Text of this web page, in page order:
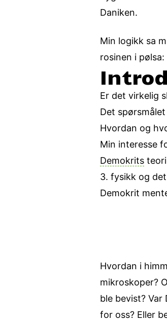
Daniken.
Min logikk sa
rosinen i
Er det virkelig
Det
Hvordan og
Min interesse
Demokrits
3. fysikk og
Demokrit
Hvordan i
mikroskoper?
ble bevist?
for oss? Eller